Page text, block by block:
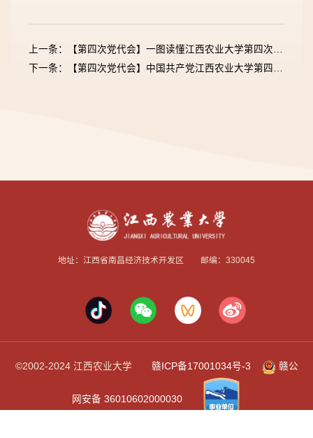
地址：江西省南昌经济技术开发区 邮编：330045
©2002-2024 江西农业大学 赣ICP备17001034号-3 赣公
网安备 36010602000030